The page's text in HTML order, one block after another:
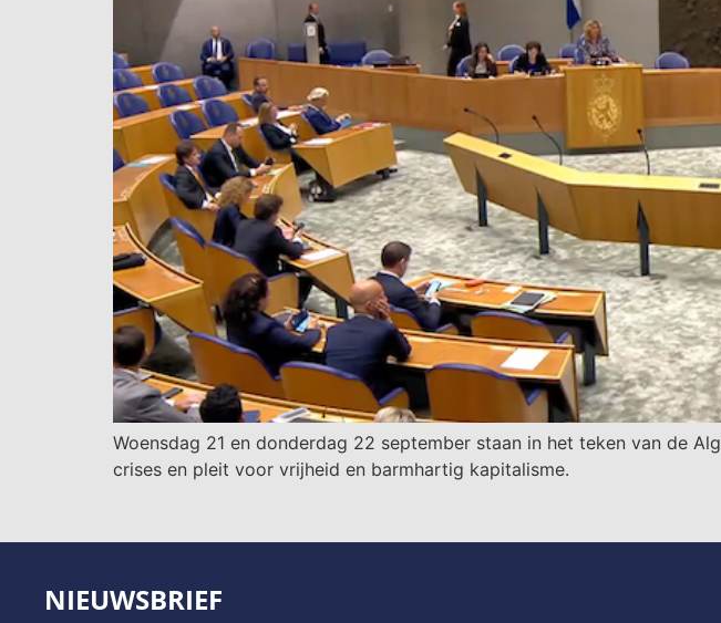
Woensdag 21 en donderdag 22 september staan in het teken van de
crises en pleit voor vrijheid en barmhartig kapitalisme.
NIEUWSBRIEF